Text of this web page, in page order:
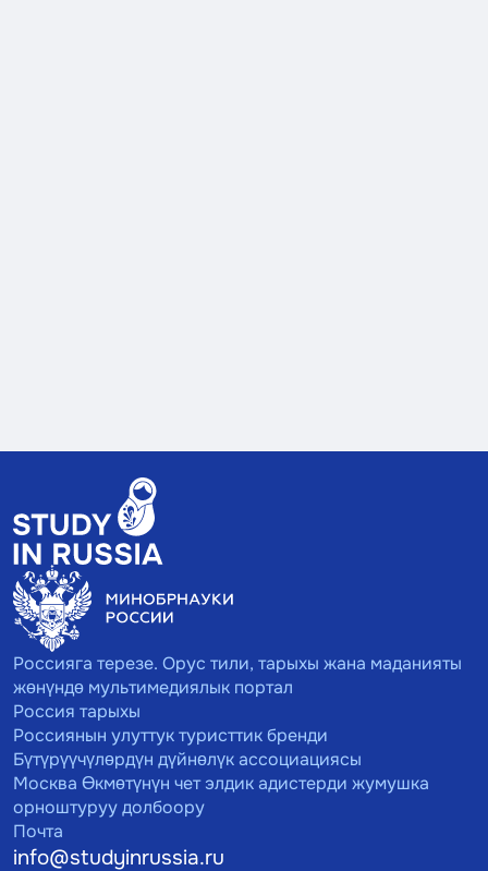
Россияга терезе. Орус тили, тарыхы жана маданияты
жөнүндө мультимедиялык портал
Россия тарыхы
Россиянын улуттук туристтик бренди
Бүтүрүүчүлөрдүн дүйнөлүк ассоциациясы
Москва Өкмөтүнүн чет элдик адистерди жумушка
орноштуруу долбоору
Почта
info@studyinrussia.ru